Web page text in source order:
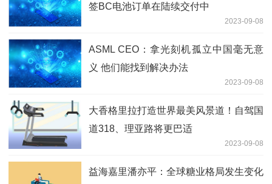
签BC电池订单在陆续交付中
2023-09-08
ASML CEO：拿光刻机孤立中国毫无意
义 他们能找到解决办法
2023-09-08
大香格里拉打造世界最美风景道！自驾国
道318、理亚路将更巴适
2023-09-08
益海嘉里潘亦平：全球糖业格局发生变化